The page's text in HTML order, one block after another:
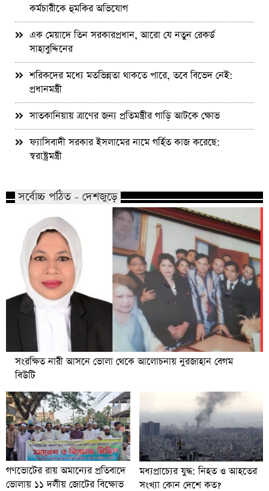
কর্মচারীকে হুমকির অভিযোগ
এক মেয়াদে তিন সরকারপ্রধান, আরো যে নতুন রেকর্ড
সাহাবুদ্দিনের
শরিকদের মধ্যে মতভিন্নতা থাকতে পারে, তবে বিভেদ নেই:
প্রধানমন্ত্রী
সাতকানিয়ায় ত্রাণের জন্য প্রতিমন্ত্রীর গাড়ি আটকে ক্ষোভ
ফ্যাসিবাদী সরকার ইসলামের নামে গর্হিত কাজ করেছে:
স্বরাষ্ট্রমন্ত্রী
সর্বোচ্চ পঠিত - দেশজুড়ে
সংরক্ষিত নারী আসনে ভোলা থেকে আলোচনায় নুরজাহান বেগম
বিউটি
গণভোটের রায় অমান্যের প্রতিবাদে
ভোলায় ১১ দলীয় জোটের বিক্ষোভ
মধ্যপ্রাচ্যের যুদ্ধ: নিহত ও আহতের
সংখ্যা কোন দেশে কত?